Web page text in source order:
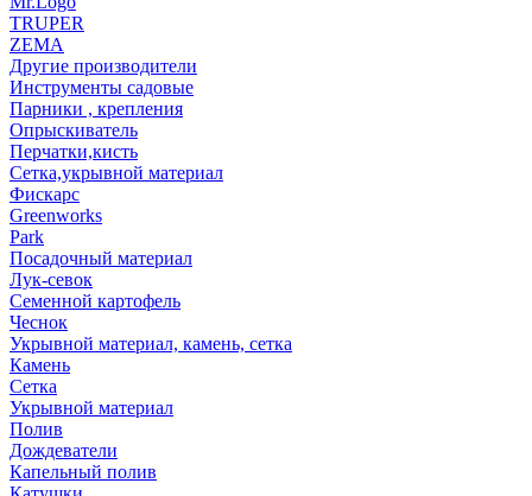
TRUPER
ZEMA
Другие производители
Инструменты садовые
Парники , крепления
Опрыскиватель
Перчатки,кисть
Сетка,укрывной материал
Фискарс
Greenworks
Park
Посадочный материал
Лук-севок
Семенной картофель
Чеснок
Укрывной материал, камень, сетка
Камень
Сетка
Укрывной материал
Полив
Дождеватели
Капельный полив